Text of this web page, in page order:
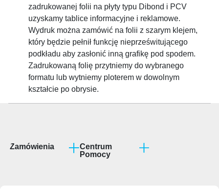
zadrukowanej folii na płyty typu Dibond i PCV
uzyskamy tablice informacyjne i reklamowe.
Wydruk można zamówić na folii z szarym klejem,
który będzie pełnił funkcję nieprześwitującego
podkładu aby zasłonić inną grafikę pod spodem.
Zadrukowaną folię przytniemy do wybranego
formatu lub wytniemy ploterem w dowolnym
kształcie po obrysie.
Centrum
Pomocy
Zamówienia